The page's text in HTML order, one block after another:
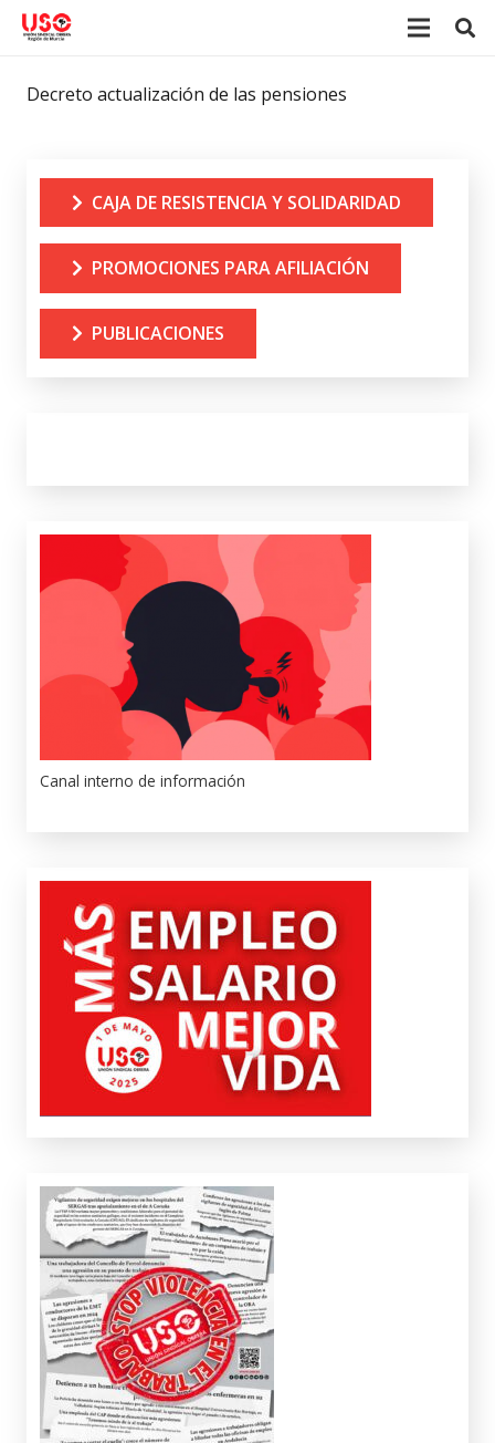
Decreto actualización de las pensiones
CAJA DE RESISTENCIA Y SOLIDARIDAD
PROMOCIONES PARA AFILIACIÓN
PUBLICACIONES
Canal interno de información